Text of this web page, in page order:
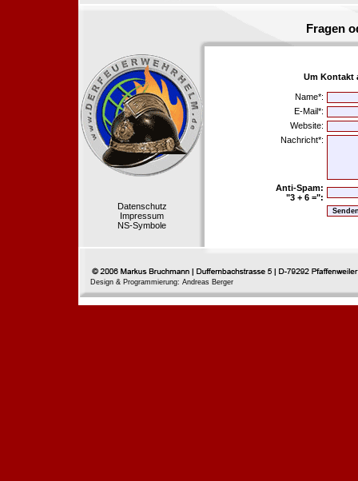
Fragen
Datenschutz
Impressum
NS-Symbole
Um Kontakt
Name*:
E-Mail*:
Website:
Nachricht*:
Anti-Spam:
"3 + 6 =":
Design & Programmierung: Andreas Berger